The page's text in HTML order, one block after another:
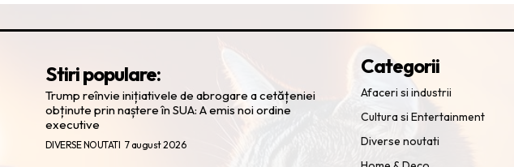
Stiri populare:
Trump reînvie inițiativele de abrogare a cetățeniei
obținute prin naștere în SUA: A emis noi ordine
executive
DIVERSE NOUTATI 7 august 2026
Categorii
Afaceri si industrii
Cultura si Entertainment
Diverse noutati